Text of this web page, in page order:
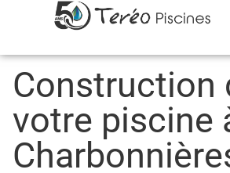
Construction
votre piscine